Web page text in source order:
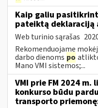
Kaip galiu
pateiktą deklaraciją
Web turinio sąrašas
Rekomenduojame
darbo dienoms po
Mano VMI sistemos;...
VMI prie FM 2024 m.
konkurso būdu
transporto